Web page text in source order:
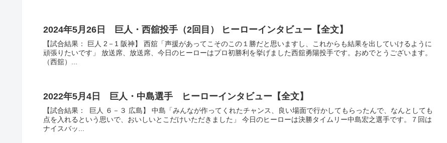
2024年5月26日 巨人・西舘投手（2回目） ヒーローインタビュー【全文】
【試合結果： 巨人 2－1 阪神】 西舘「声援があってこそのこの１勝だと思いますし、これからも結果を出していけるように
頑張りたいです」 放送席、放送席、今日のヒーローはプロ初勝利を挙げました西舘勇陽投手です。おめでとうございます。
（西舘）...
2022年5月4日 巨人・中島選手 ヒーローインタビュー【全文】
【試合結果： 巨人 ６－３ 広島】 中島「みんなが作ってくれたチャンス、良い場面で行かしてもらったんで、なんとしても
点を入れるという思いで、おいしいとこだけいただきました」 今日のヒーローは決勝タイムリー中島宏之選手です。７回は
ナイスバッ...